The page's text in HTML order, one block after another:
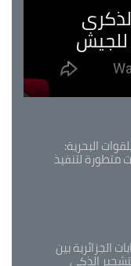
البحرية:
لتنفيذ
الجزائرية بين
الذكي